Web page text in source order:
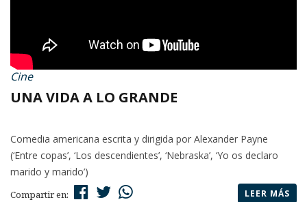
Cine
UNA VIDA A LO GRANDE
Comedia americana escrita y dirigida por Alexander Payne
(‘Entre copas’, ‘Los descendientes’, ‘Nebraska’, ‘Yo os declaro
marido y marido’)
Compartir en: LEER MÁS